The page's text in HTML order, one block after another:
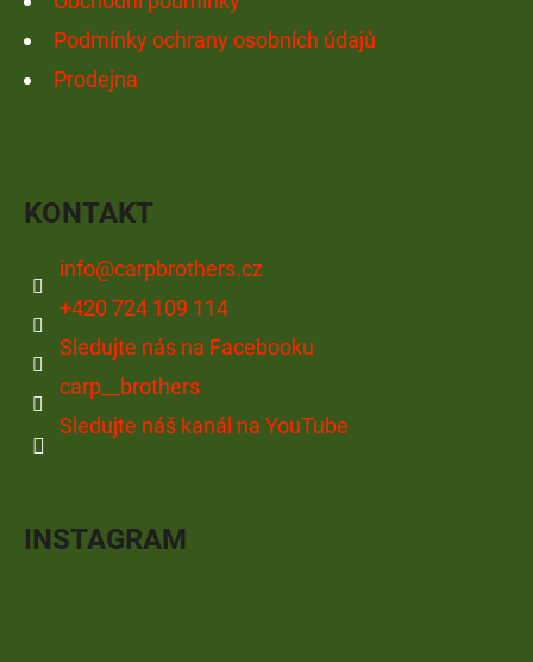
Podmínky ochrany osobních údajů
Prodejna
KONTAKT
info@carpbrothers.cz
+420 724 109 114
Sledujte nás na Facebooku
carp__brothers
Sledujte náš kanál na YouTube
INSTAGRAM